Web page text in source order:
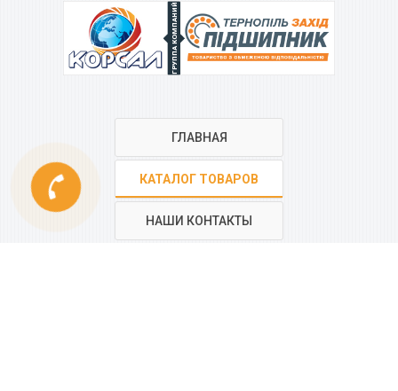
phone
ГРУППА КОМПАНИЙ
ГЛАВНАЯ
КАТАЛОГ ТОВАРОВ
НАШИ КОНТАКТЫ